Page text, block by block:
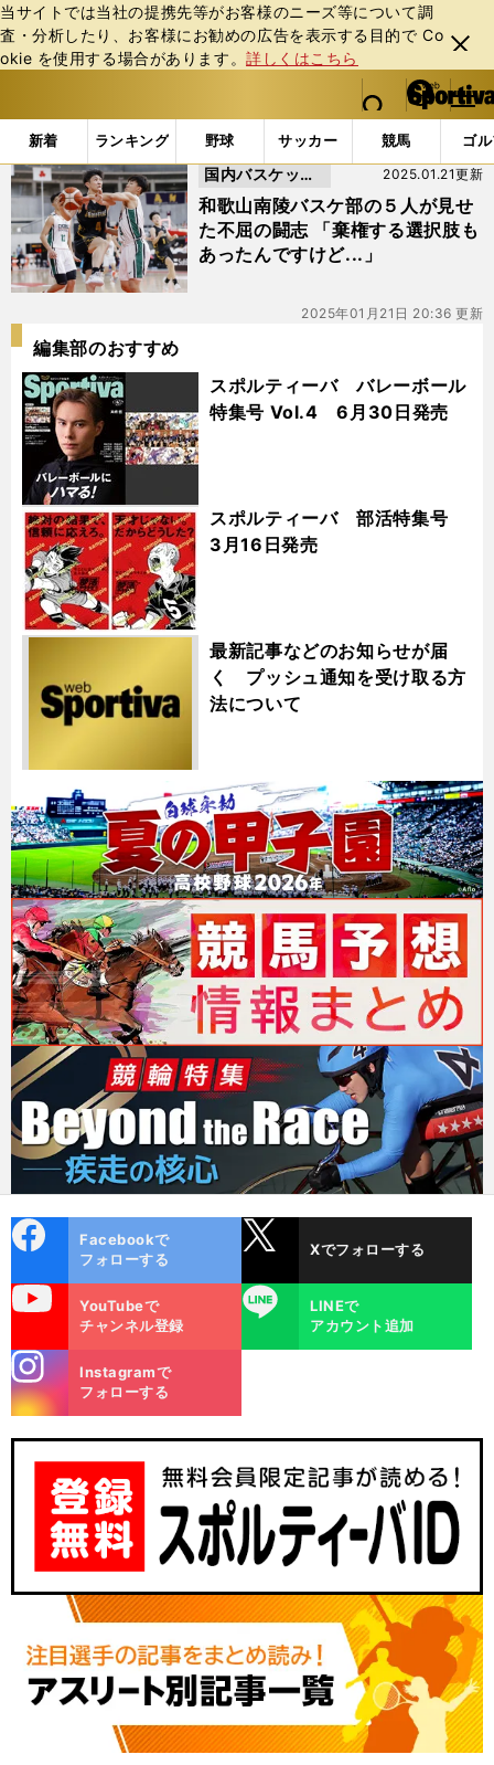
当サイトでは当社の提携先等がお客様のニーズ等について調
査・分析したり、お客様にお勧めの広告を表⽰する⽬的で Co
okie を使⽤する場合があります。詳しくはこちら
閉じ
る
web Sportiva (webスポルティーバ)
検索
マイペ
ー
ジ
メニュ
新着 ランキング 野球 サッカー 競馬 ゴ
b
ス
ポ
ル
テ
ィ
ー
バ
「#中村允飛」の最新ニュース・ 情報
和歌山南陵バスケ部の５人が見せ
た不屈の闘志 「棄権する選択肢も
あったんですけど...」
2025.01.21更新
国内バスケット
ボール
2025年01月21日 20:36 更新
編集部のおすすめ
スポルティーバ バレーボール
特集号 Vol.4 6月30日発売
スポルティーバ 部活特集号
3月16日発売
最新記事などのお知らせが届
く プッシュ通知を受け取る方
法について
ok
Facebookで
フォローする
Xでフォローする
YouTubeで
チャンネル登録
LINE
LINEで
アカウント追加
m
Instagramで
フォローする